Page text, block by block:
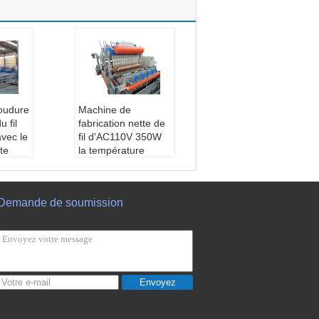
fil
le
de c
Machine de
fabrication nette de
fil d'AC110V 350W
la température
mm
e:60-80times/min
Utilisation:
éger la route et le c
de soumission
Envoyez